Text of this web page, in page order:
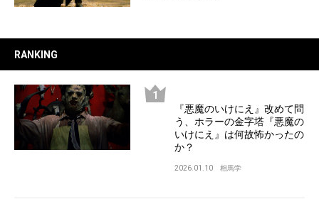
RANKING
『悪魔のいけにえ』改めて問
う、ホラーの金字塔『悪魔の
いけにえ』は何故怖かったの
か？
2026.01.10 相馬学